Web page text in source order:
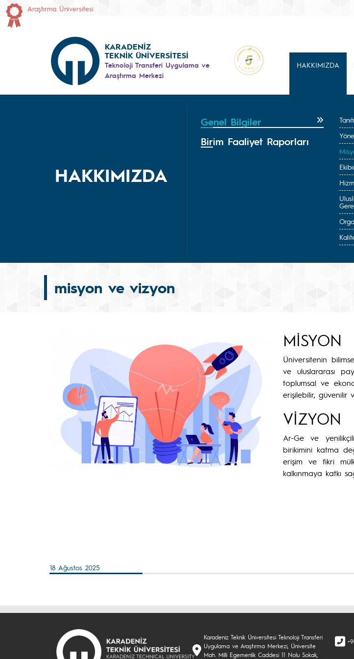
Araştırma Üniversitesi
KARADENİZ
TEKNİK ÜNİVERSİTESİ
Teknoloji Transferi Uygulama ve
Araştırma Merkezi
HAKKIMIZDA
HAKKIMIZDA
Genel Bilgiler
Birim Faaliyet Raporları
misyon ve vizyon
MİSYON
Üniversitenin
ve uluslararası
toplumsal ve
erişilebilir, güvenilir
VİZYON
Ar-Ge ve
birikimini katma
erişim ve fikri
kalkınmaya katkı
18 Ağustos 2025
Karadeniz Teknik Üniversitesi Teknoloji Transferi
Uygulama ve Araştırma Merkezi, Üniversite
Mah. Milli Egemenlik Caddesi 11 Nolu Sokak,